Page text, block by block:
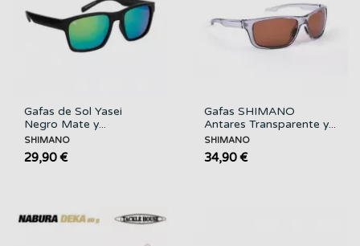
Gafas de Sol Yasei
Negro Mate y...
SHIMANO
29,90 €
Gafas SHIMANO
Antares Transparente y...
SHIMANO
34,90 €